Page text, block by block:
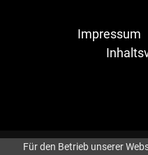
Für den Betrieb unserer
Impressum